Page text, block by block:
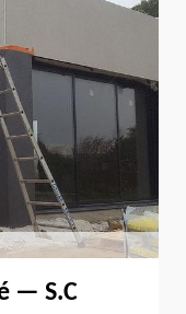
— S.C